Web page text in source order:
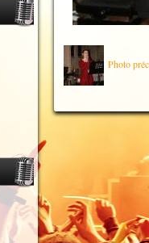
Photo